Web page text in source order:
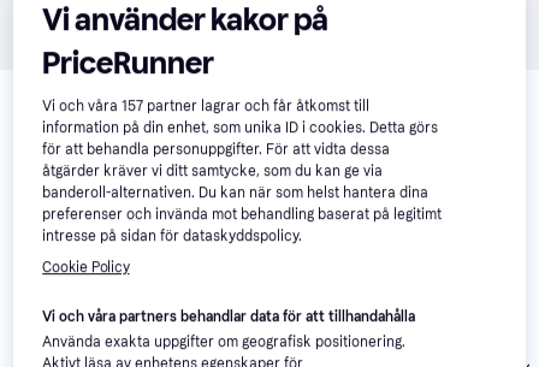
Vi har plockat fram ett urval av produkter som kanske skulle
intressera dig. Visa alla
Lionelo Luuk Fix i-Size
Vi använder kakor på
PriceRunner
Vi och våra157 partner lagrar och får åtkomst till
information på din enhet, som unika ID i cookies. Detta görs
för att behandla personuppgifter. För att vidta dessa
åtgärder kräver vi ditt samtycke, som du kan ge via
banderoll-alternativen. Du kan när som helst hantera dina
preferenser och invända mot behandling baserat på legitimt
intresse på sidan för dataskyddspolicy.
Cookie Policy
Vi och våra partners behandlar data för att tillhandahålla
Använda exakta uppgifter om geografisk positionering.